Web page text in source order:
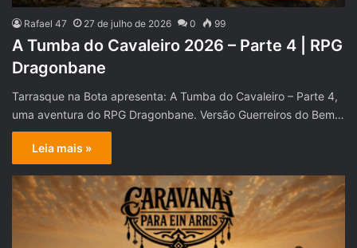
Rafael 47 27 de julho de 2026 0 99
A Tumba do Cavaleiro 2026 – Parte 4 | RPG
Dragonbane
Tarrasque na Bota apresenta: A Tumba do Cavaleiro – Parte 4,
uma aventura do RPG Dragonbane. Versão Guerreiros do Bem…
Leia mais »